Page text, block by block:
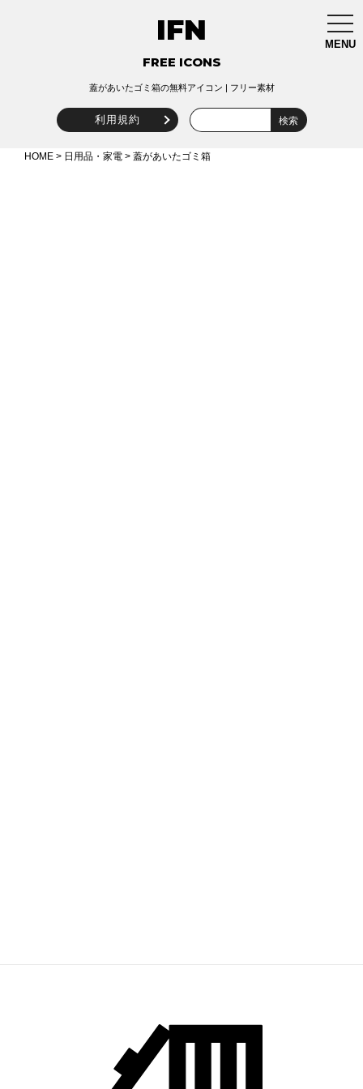
MENU
IFN
FREE ICONS
蓋があいたゴミ箱の無料アイコン | フリー素材
利用規約
HOME > 日用品・家電 > 蓋があいたゴミ箱